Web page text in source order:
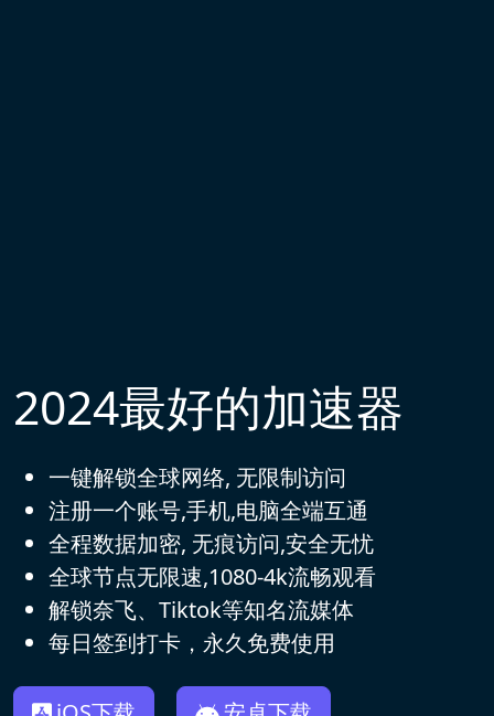
2024最好的加速器
一键解锁全球网络, 无限制访问
注册一个账号,手机,电脑全端互通
全程数据加密, 无痕访问,安全无忧
全球节点无限速,1080-4k流畅观看
解锁奈飞、Tiktok等知名流媒体
每日签到打卡，永久免费使用